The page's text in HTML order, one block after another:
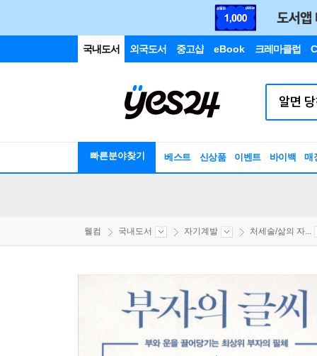
국내도서 외국도서 중고샵 eBook 크레마클럽
빠른분야찾기 베스트 신상품 이벤트 바이백 매
웰컴 국내도서 자기계발 처세술/삶의 자...